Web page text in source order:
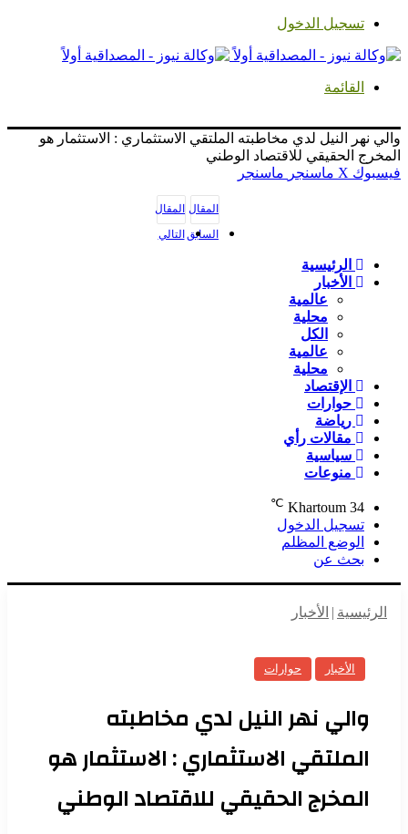
تسجيل الدخول
القائمة
والي نهر النيل لدي مخاطبته الملتقي الاستثماري : الاستثمار هو
المخرج الحقيقي للاقتصاد الوطني
فيسبوك ‫X ماسنجر ماسنجر
المقال
السابق
المقال
التالي
الرئيسية
الأخبار
عالمية
محلية
الكل
عالمية
محلية
الإقتصاد
حوارات
رياضة
مقالات رأي
سياسية
منوعات
Khartoum 34
℃
تسجيل الدخول
الوضع المظلم
بحث عن
الرئيسية الأخبار
الأخبار حوارات
والي نهر النيل لدي مخاطبته
الملتقي الاستثماري : الاستثمار هو
المخرج الحقيقي للاقتصاد الوطني